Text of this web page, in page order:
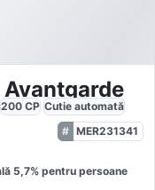
200 CP Cutie automată
MER231341
5,7% pentru persoane